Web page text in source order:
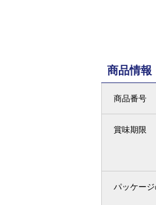
商品情報
商品番号
賞味期限
パッケージ